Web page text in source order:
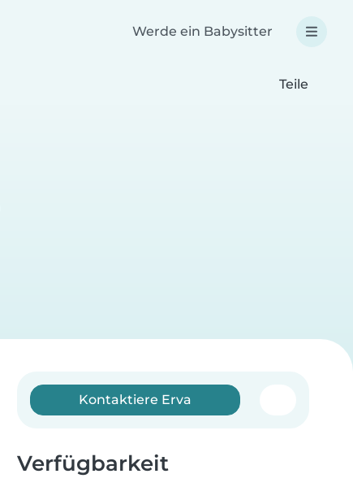
Werde ein Babysitter
Teile
Kontaktiere Erva
Verfügbarkeit